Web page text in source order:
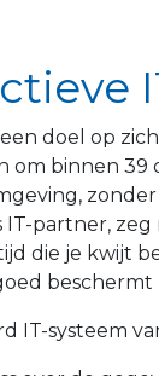
doel op
om binnen
zonder
IT-partner,
die je kwijt
beschermt
IT-systeem